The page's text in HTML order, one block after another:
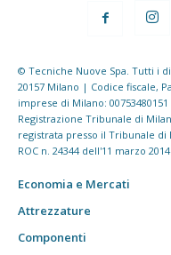
© Tecniche Nuove Spa. Tutti i
20157 Milano | Codice fiscale,
imprese di Milano: 00753480151
Registrazione Tribunale di
registrata presso il Tribunale di
ROC n. 24344 dell'11 marzo 2014
Economia e Mercati
Attrezzature
Componenti